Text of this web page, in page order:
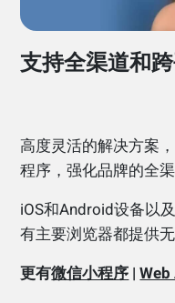
支持全渠道和
高度灵活的解决方案
程序，强化品牌的全渠
iOS和Android设备以
有主要浏览器都提供无
更有微信小程序 |Web